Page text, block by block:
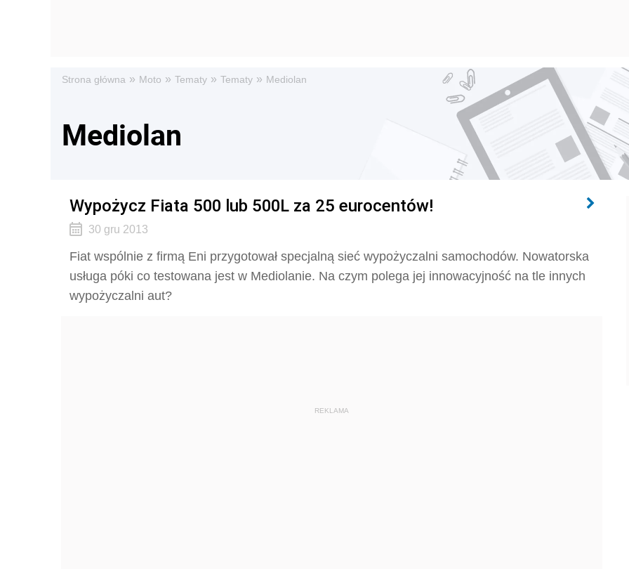
Strona główna » Moto » Tematy » Tematy » Mediolan
Mediolan
Wypożycz Fiata 500 lub 500L za 25 eurocentów!
30 gru 2013
Fiat wspólnie z firmą Eni przygotował specjalną sieć wypożyczalni samochodów. Nowatorska
usługa póki co testowana jest w Mediolanie. Na czym polega jej innowacyjność na tle innych
wypożyczalni aut?
REKLAMA